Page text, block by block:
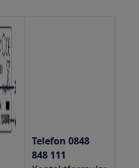
Telefon 0848
848 111